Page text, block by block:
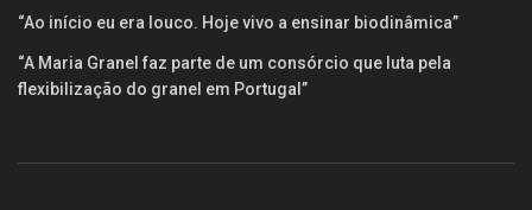
“Ao início eu era louco. Hoje vivo a ensinar biodinâmica”
“A Maria Granel faz parte de um consórcio que luta pela
flexibilização do granel em Portugal”